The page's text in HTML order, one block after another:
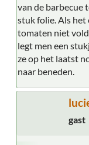
van de barbecue
stuk folie. Als het
tomaten niet
legt men een
ze op het laatst
naar beneden.
gast